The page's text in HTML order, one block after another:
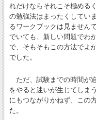
れだけならそれこそ極める
の勉強法はまったくしてい
るワークブックは見ません
でいても、新しい問題でわ
で、そもそもこの方法でよ
でした。
ただ、試験までの時間が
をやると迷いが生じてしま
にもつながりかねず、この
た。